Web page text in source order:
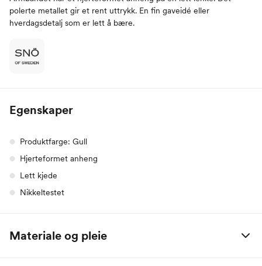
polerte metallet gir et rent uttrykk. En fin gaveidé eller
hverdagsdetalj som er lett å bære.
Egenskaper
Produktfarge: Gull
Hjerteformet anheng
Lett kjede
Nikkeltestet
Materiale og pleie